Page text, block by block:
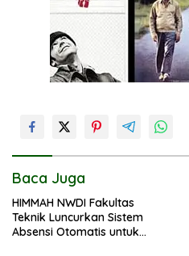
Baca Juga
HIMMAH NWDI Fakultas
Teknik Luncurkan Sistem
Absensi Otomatis untuk